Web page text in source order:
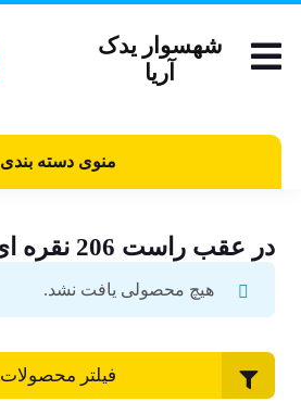
شهسوار یدک
آریا
منوی دسته بندی
در عقب راست 206 نقره ای
هیچ محصولی یافت نشد.
فیلتر محصولات